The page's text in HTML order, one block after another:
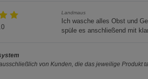
Landmaus
Ich wasche alles Obst und
spüle es anschließend mit
von Kunden, die das jeweilige